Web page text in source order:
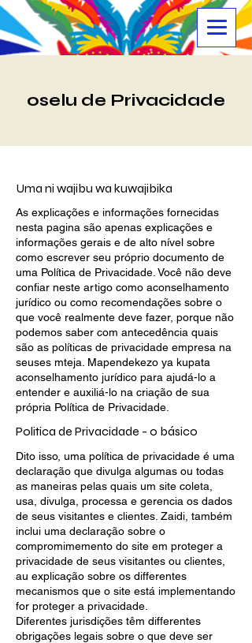
oselu de Privacidade
Uma ni wajibu wa kuwajibika
As explicações e informações fornecidas
nesta pagina são apenas explicações e
informações gerais e de alto nível sobre
como escrever seu próprio documento de
uma Política de Privacidade. Você não deve
confiar neste artigo como aconselhamento
jurídico ou como recomendações sobre o
que você realmente deve fazer, porque não
podemos saber com antecedência quais
são as políticas de privacidade empresa na
seuses mteja. Mapendekezo ya kupata
aconselhamento jurídico para ajudá-lo a
entender e auxiliá-lo na criação de sua
própria Política de Privacidade.
Politica de Privacidade - o básico
Dito isso, uma política de privacidade é uma
declaração que divulga algumas ou todas
as maneiras pelas quais um site coleta,
usa, divulga, processa e gerencia os dados
de seus visitantes e clientes. Zaidi, também
inclui uma declaração sobre o
compromimemento do site em proteger a
privacidade de seus visitantes ou clientes,
au explicação sobre os differentes
mecanismos que o site está implementando
for proteger a privacidade.
Diferentes jurisdições têm differentes
obrigações legais sobre o que deve ser